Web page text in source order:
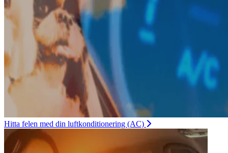
Hitta felen med din luftkonditionering (AC)